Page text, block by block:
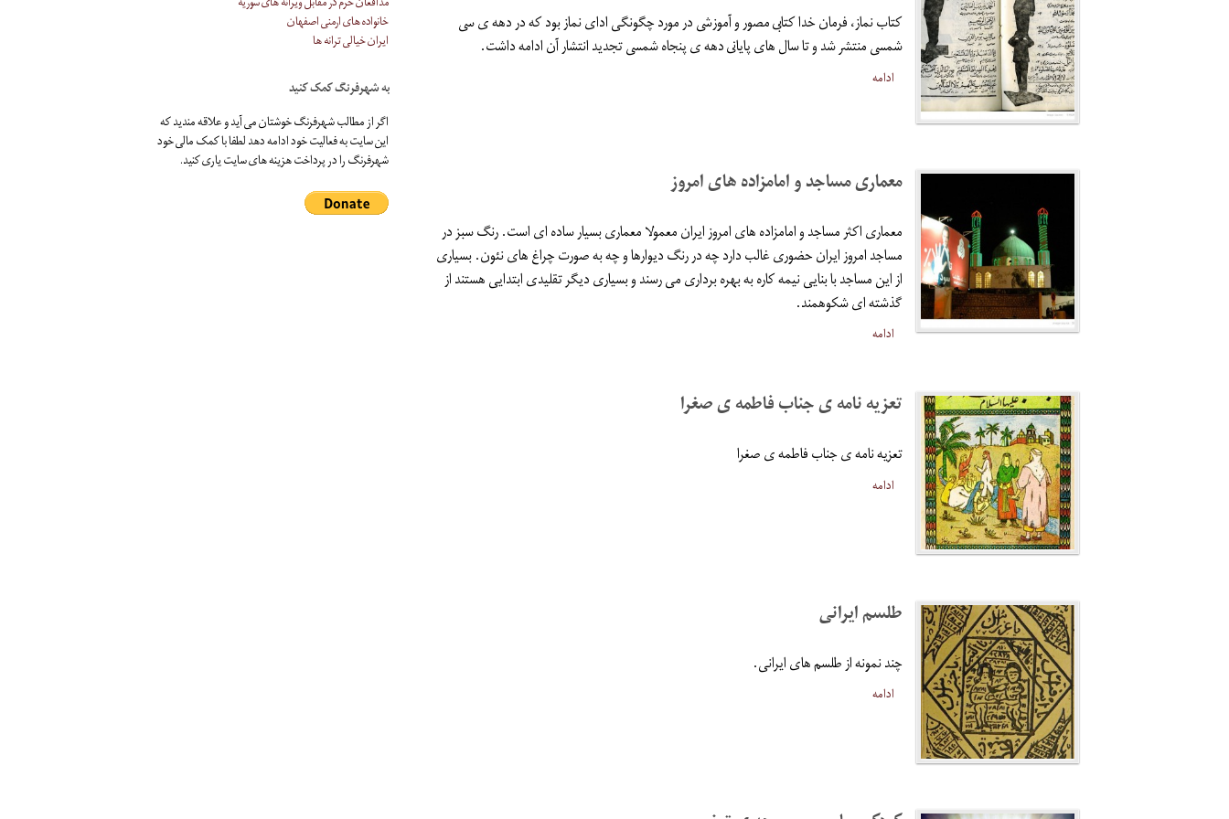
كتاب نماز، فرمان خدا كتابى مصور و آموزشى در مورد چگونگى اداى نماز بود كه در دهه ى سى
شمسى منتشر شد و تا سال هاى پايانى دهه ى پنجاه شمسى تجديد انتشار آن ادامه داشت.
ادامه
معماری مساجد و امامزاده های امروز
معماری اکثر مساجد و امامزاده های امروز ایران معمولا معماری بسیار ساده ای است. رنگ سبز در
مساجد امروز ایران حضوری غالب دارد چه در رنگ دیوارها و چه به صورت چراغ های نئون. بسیاری
از این مساجد با بنایی نیمه کاره به بهره برداری می رسند و بسیاری دیگر تقلیدی ابتدایی هستند از
گذشته ای شکوهمند.
ادامه
تعزیه نامه ی جناب فاطمه ی صغرا
تعزیه نامه ی جناب فاطمه ی صغرا
ادامه
طلسم ایرانی
چند نمونه از طلسم های ایرانی.
ادامه
خانواده های ارمنی اصفهان
ایران خیالی ترانه ها
به شهرفرنگ کمک کنید
اگر از مطالب شهرفرنگ خوشتان می آید و علاقه مندید که
این سایت به فعالیت خود ادامه دهد لطفا با کمک مالی خود
شهرفرنگ را در پرداخت هزینه های سایت یاری کنید.